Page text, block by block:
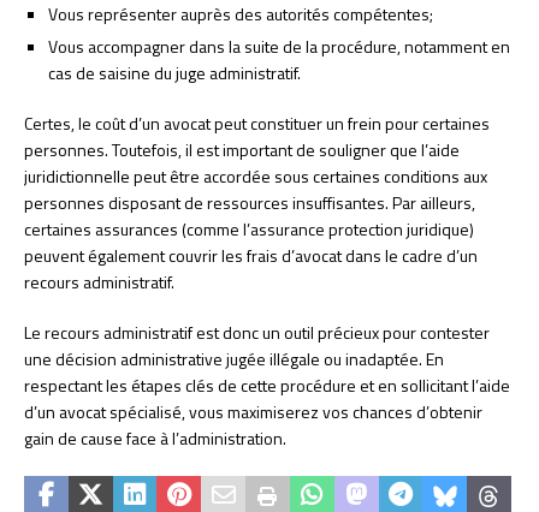
Vous représenter auprès des autorités compétentes;
Vous accompagner dans la suite de la procédure, notamment en
cas de saisine du juge administratif.
Certes, le coût d’un avocat peut constituer un frein pour certaines
personnes. Toutefois, il est important de souligner que l’aide
juridictionnelle peut être accordée sous certaines conditions aux
personnes disposant de ressources insuffisantes. Par ailleurs,
certaines assurances (comme l’assurance protection juridique)
peuvent également couvrir les frais d’avocat dans le cadre d’un
recours administratif.
Le recours administratif est donc un outil précieux pour contester
une décision administrative jugée illégale ou inadaptée. En
respectant les étapes clés de cette procédure et en sollicitant l’aide
d’un avocat spécialisé, vous maximiserez vos chances d’obtenir
gain de cause face à l’administration.